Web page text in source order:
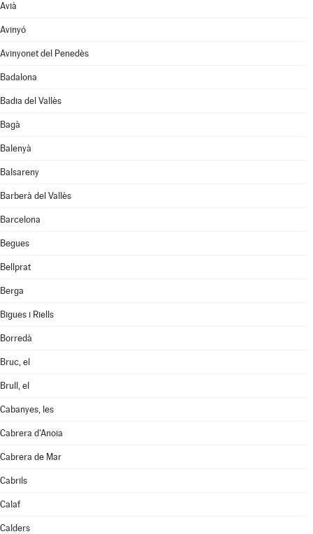
Avià
Avinyó
Avinyonet del Penedès
Badalona
Badia del Vallès
Bagà
Balenyà
Balsareny
Barberà del Vallès
Barcelona
Begues
Bellprat
Berga
Bigues i Riells
Borredà
Bruc, el
Brull, el
Cabanyes, les
Cabrera d'Anoia
Cabrera de Mar
Cabrils
Calaf
Calders